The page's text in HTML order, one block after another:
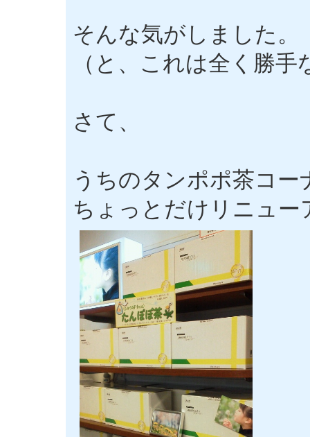
そんな気がしました。
（と、これは全く勝
さて、
うちのタンポポ茶コー
ちょっとだけリニュー